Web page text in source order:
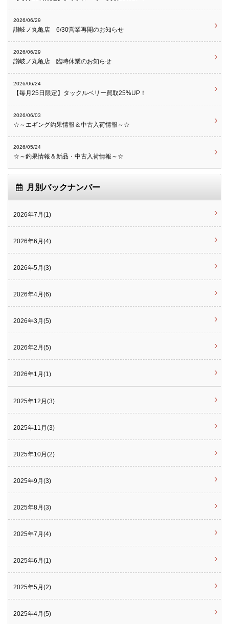
2026/06/29
讃岐ノ丸亀店 6/30営業再開のお知らせ
2026/06/29
讃岐ノ丸亀店 臨時休業のお知らせ
2026/06/24
【毎月25日限定】タックルベリー買取25%UP！
2026/06/03
☆～エギング釣果情報＆中古入荷情報～☆
2026/05/24
☆～釣果情報＆新品・中古入荷情報～☆
月別バックナンバー
2026年7月(1)
2026年6月(4)
2026年5月(3)
2026年4月(6)
2026年3月(5)
2026年2月(5)
2026年1月(1)
2025年12月(3)
2025年11月(3)
2025年10月(2)
2025年9月(3)
2025年8月(3)
2025年7月(4)
2025年6月(1)
2025年5月(2)
2025年4月(5)